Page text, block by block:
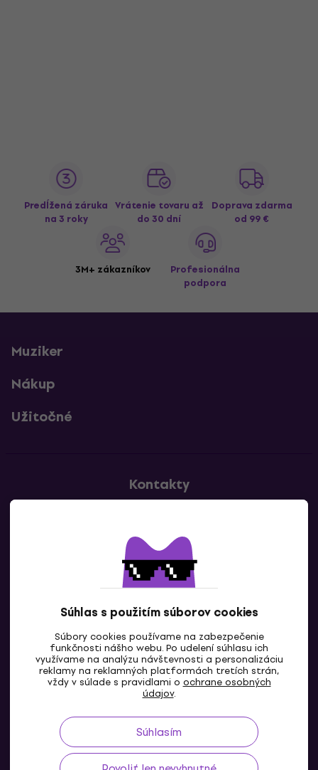
Súhlas s použitím súborov cookies
Súbory cookies používame na zabezpečenie
funkčnosti nášho webu. Po udelení súhlasu ich
využívame na analýzu návštevnosti a personalizáciu
reklamy na reklamných platformách tretích strán,
vždy v súlade s pravidlami o ochrane osobných
údajov.
Súhlasím
Predĺžená záruka
na 3 roky
Vrátenie tovaru až
do 30 dní
Doprava zdarma
od 99 €
3M+ zákazníkov
Profesionálna
podpora
Muziker
Nákup
Užitočné
Kontakty
SK